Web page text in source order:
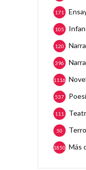
171
105
120
396
1116
537
111
50
Más
1850